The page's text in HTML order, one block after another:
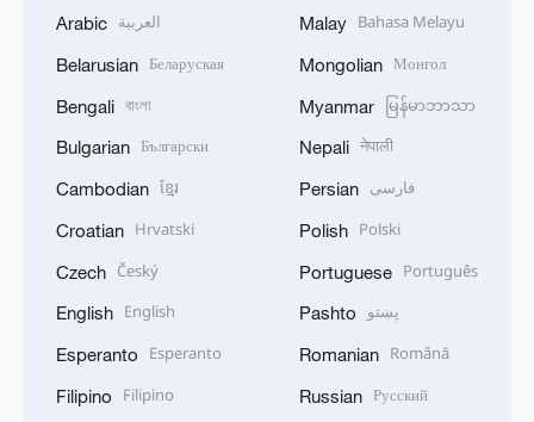
Arabic العربية
Belarusian Беларуская
Bengali বাংলা
Bulgarian Български
Cambodian ខ្មែរ
Croatian Hrvatski
Czech Český
English English
Esperanto Esperanto
Filipino Filipino
Malay Bahasa Melayu
Mongolian Монгол
Myanmar မြန်မာဘာသာ
Nepali नेपाली
Persian فارسی
Polish Polski
Portuguese Português
Pashto پښتو
Romanian Română
Russian Русский